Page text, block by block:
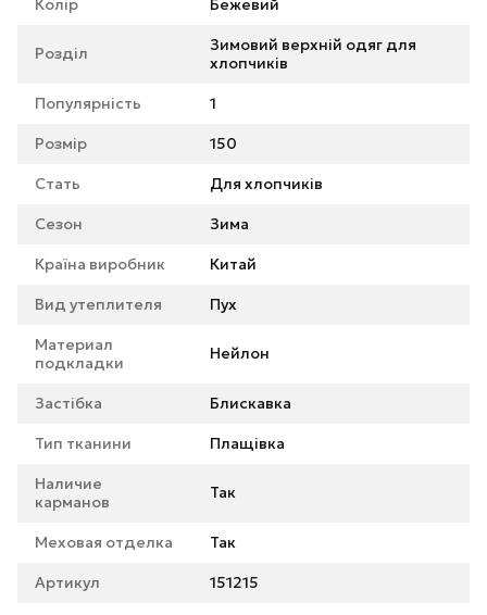
Колір Бежевий
Розділ
Зимовий верхній одяг для
хлопчиків
Популярність 1
Розмір 150
Стать Для хлопчиків
Сезон Зима
Країна виробник Китай
Вид утеплителя Пух
Материал
подкладки
Нейлон
Застібка Блискавка
Тип тканини Плащівка
Наличие
карманов
Так
Меховая отделка Так
Артикул 151215